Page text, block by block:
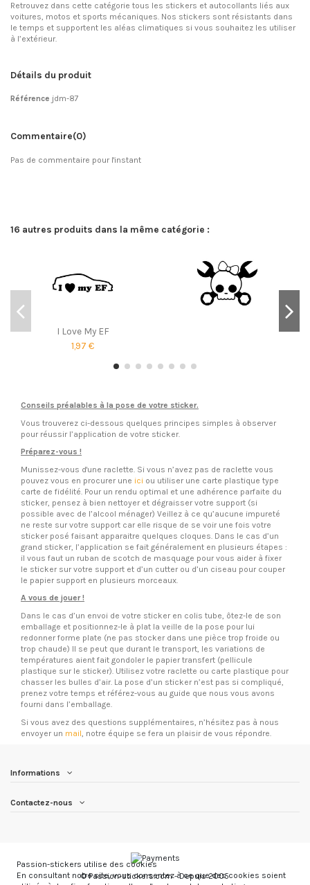
Retrouvez dans cette catégorie tous les stickers et autocollants liés aux
voitures, motos et sports mécaniques. Nos stickers sont résistants dans
le temps et supportent les aléas climatiques si vous souhaitez les utiliser
à l’extérieur.
Détails du produit
Référence jdm-87
Commentaire(0)
Pas de commentaire pour l'instant
16 autres produits dans la même catégorie :
I Love My EF
1,97 €
Conseils préalables à la pose de votre sticker.
Vous trouverez ci-dessous quelques principes simples à observer
pour réussir l’application de votre sticker.
Préparez-vous !
Munissez-vous d'une raclette. Si vous n’avez pas de raclette vous
pouvez vous en procurer une ici ou utiliser une carte plastique type
carte de fidélité. Pour un rendu optimal et une adhérence parfaite du
sticker, pensez à bien nettoyer et dégraisser votre support (si
possible avec de l’alcool ménager) Veillez à ce qu’aucune impureté
ne reste sur votre support car elle risque de se voir une fois votre
sticker posé faisant apparaitre quelques cloques. Dans le cas d’un
grand sticker, l’application se fait généralement en plusieurs étapes :
il vous faut un ruban de scotch de masquage pour vous aider à fixer
le sticker sur votre support et d’un cutter ou d’un ciseau pour couper
le papier support en plusieurs morceaux.
A vous de jouer !
Dans le cas d’un envoi de votre sticker en colis tube, ôtez-le de son
emballage et positionnez-le à plat la veille de la pose pour lui
redonner forme plate (ne pas stocker dans une pièce trop froide ou
trop chaude) Il se peut que durant le transport, les variations de
températures aient fait gondoler le papier transfert (pellicule
plastique sur le sticker). Utilisez votre raclette ou carte plastique pour
chasser les bulles d’air. La pose d’un sticker n’est pas si compliqué,
prenez votre temps et référez-vous au guide que nous vous avons
fourni dans l’emballage.
Si vous avez des questions supplémentaires, n’hésitez pas à nous
envoyer un mail , notre équipe se fera un plaisir de vous répondre.
Informations
Contactez-nous
© Passion-stickers.com - Depuis 2005
Passion-stickers utilise des cookies
En consultant notre site, vous consentez à ce que des cookies soient